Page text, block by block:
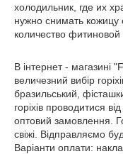
холодильник, где их
нужно снимать
количество фитиновой
В інтернет - магазині
величезний вибір
бразильський,
горіхів проводитися
оптовий замовлення.
свіжі. Відправляємо
Варіанти оплати: